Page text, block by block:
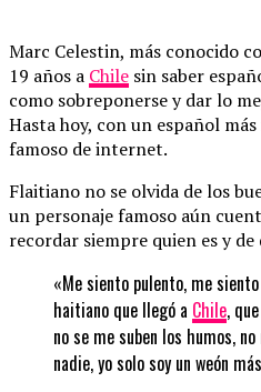
Marc Celestin, más conocido
19 años a Chile sin saber
como sobreponerse y dar lo
Hasta hoy, con un español
famoso de internet.
Flaitiano no se olvida de los
un personaje famoso aún
recordar siempre quien es y de
«Me siento pulento, me
haitiano que llegó a Chile,
no se me suben los humos,
nadie, yo solo soy un weón